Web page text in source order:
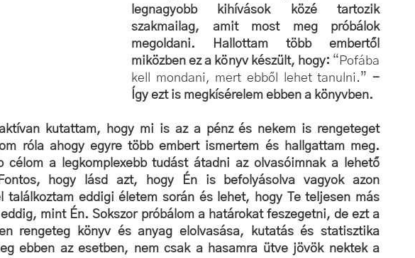
legnagyobb kihívások közé tartozik
szakmailag, amit most meg próbálok
megoldani. Hallottam több embertől
miközben ez a könyv készült, hogy: “Pofába
kell mondani, mert ebből lehet tanulni.” -
Így ezt is megkísérelem ebben a könyvben.
kutattam, hogy mi is az a pénz és nekem is rengeteget
róla ahogy egyre több embert ismertem és hallgattam meg.
célom a legkomplexebb tudást átadni az olvasóimnak a lehető
hogy lásd azt, hogy Én is befolyásolva vagyok azon
találkoztam eddigi életem során és lehet, hogy Te teljesen más
mint Én. Sokszor próbálom a határokat feszegetni, de ezt a
rengeteg könyv és anyag elolvasása, kutatás és statisztika
ebben az esetben, nem csak a hasamra ütve jövök nektek a